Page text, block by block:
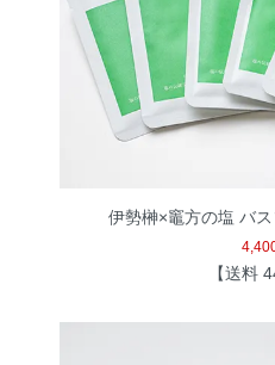
伊勢榊×竈方の塩 バス
【送料